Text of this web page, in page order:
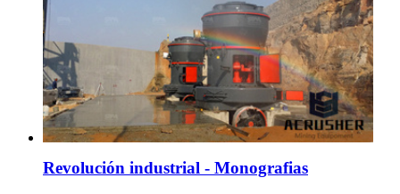
Revolución industrial - Monografias